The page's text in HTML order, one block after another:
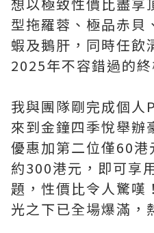
型拖羅蓉、極品赤貝
蝦及鵝肝，同時任飲
2025年不容錯過的終
我與團隊剛完成個
來到金鐘四季悅舉辦
優惠加第二位僅60
約300港元，即可享
題，性價比令人驚嘆
光之下已全場爆滿，